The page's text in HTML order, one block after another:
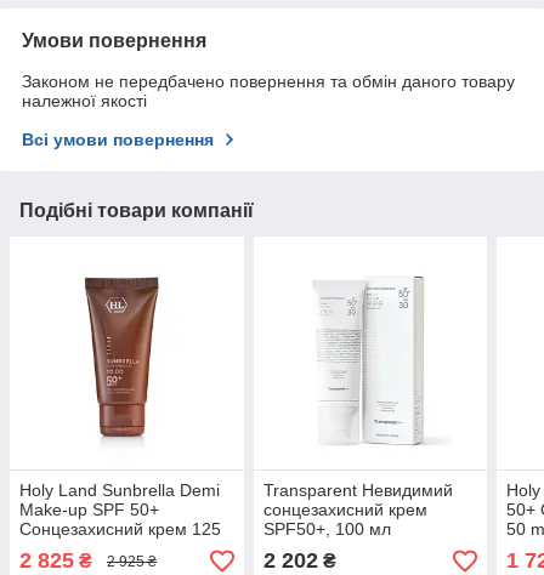
Умови повернення
Законом не передбачено повернення та обмін даного товару
належної якості
Всі умови повернення
Подібні товари компанії
Holy Land Sunbrella Demi
Make-up SPF 50+
Сонцезахисний крем 125
ml
2 825 ₴ 2 925 ₴
Transparent Невидимий
сонцезахисний крем
SPF50+, 100 мл
2 202₴
50+
50
1